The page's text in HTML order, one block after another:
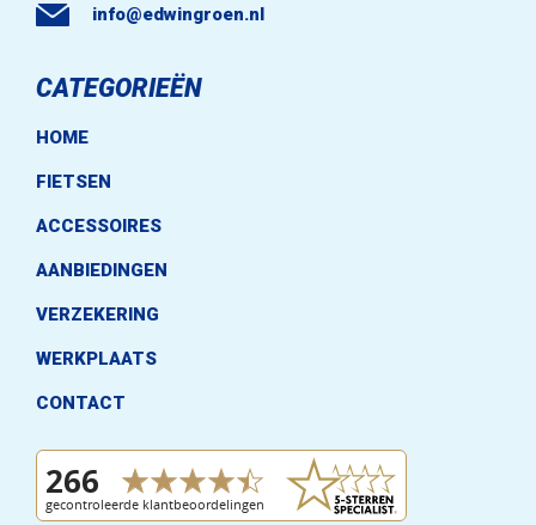
info@edwingroen.nl
CATEGORIEËN
HOME
FIETSEN
ACCESSOIRES
AANBIEDINGEN
VERZEKERING
WERKPLAATS
CONTACT